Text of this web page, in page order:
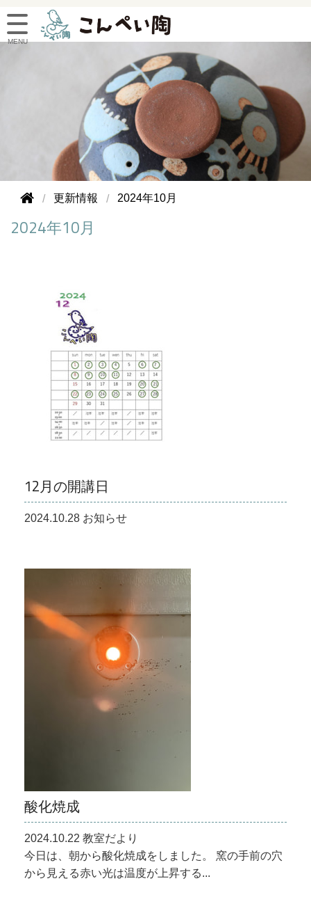
更新情報 2024年10月
2024年10月
12月の開講日
2024.10.28 お知らせ
酸化焼成
2024.10.22 教室だより
今日は、朝から酸化焼成をしました。 窯の手前の穴
から見える赤い光は温度が上昇する...